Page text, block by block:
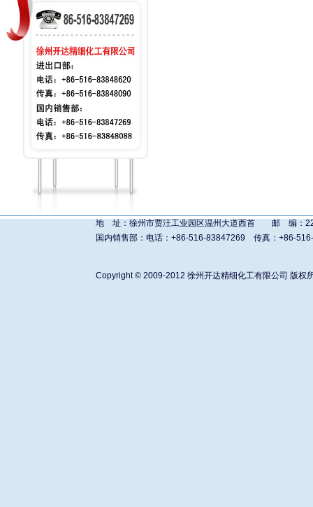
地 址：徐州市贾汪工业园区温州大道西首 邮 编：
国内销售部：电话：+86-516-83847269 传真：+86-
Copyright © 2009-2012 徐州开达精细化工有限公司 版